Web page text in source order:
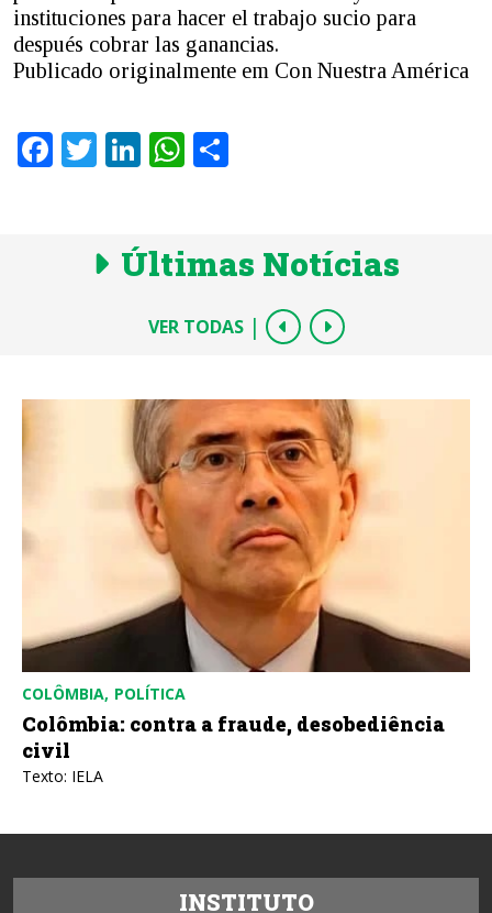
instituciones para hacer el trabajo sucio para
después cobrar las ganancias.
Publicado originalmente em Con Nuestra América
Facebook
TwitterLinkedInWhatsApp
Últimas Notícias
VER TODAS |
COLÔMBIA POLÍTICA
Colômbia: contra a fraude, desobediência
civil
Texto: IELA
INSTITUTO